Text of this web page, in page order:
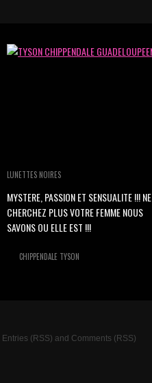
LUNETTES NOIRES
MYSTERE, PASSION ET SENSUALITE !!! NE
CHERCHEZ PLUS VOTRE FEMME NOUS
SAVONS OU ELLE EST !!!
CHIPPENDALE TYSON
Entries (RSS) and Comments (RSS)